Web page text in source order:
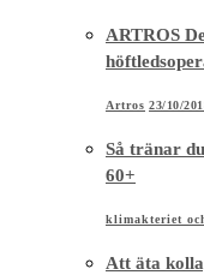
ARTROS
Artros 23/10/
Så tränar
60+
klimakteriet
Att äta